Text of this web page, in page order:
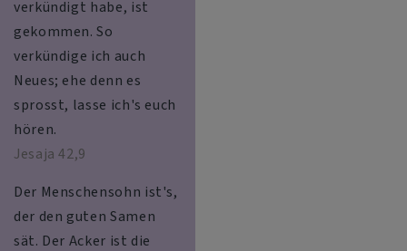
verkündigt habe, ist
gekommen. So
verkündige ich auch
Neues; ehe denn es
sprosst, lasse ich's euch
hören.
Jesaja 42,9
Der Menschensohn ist's,
der den guten Samen
sät. Der Acker ist die